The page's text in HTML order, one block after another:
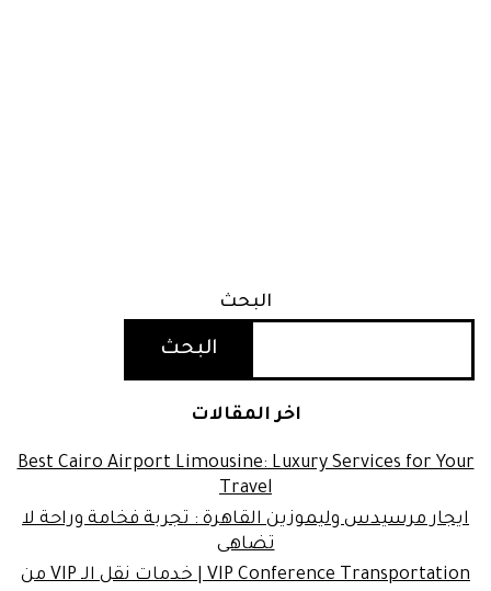
البحث
البحث
اخر المقالات
Best Cairo Airport Limousine: Luxury Services for Your
Travel
ايجار مرسيدس وليموزين القاهرة : تجربة فخامة وراحة لا
تضاهى
VIP Conference Transportation | خدمات نقل الـ VIP من